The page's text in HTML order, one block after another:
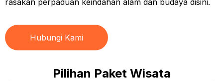
rasakan perpaduan keindahan alam dan budaya disini.
Hubungi Kami
Pilihan Paket Wisata